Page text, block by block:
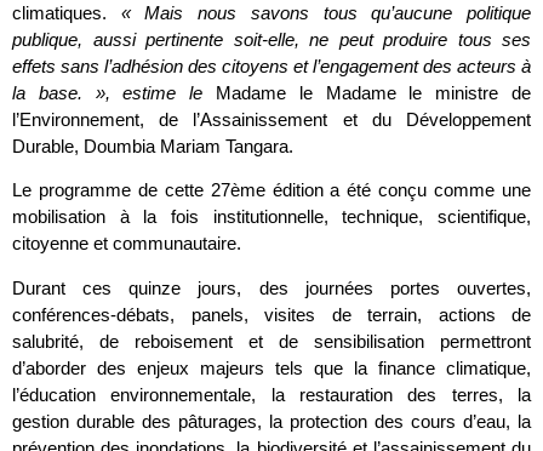
climatiques. « Mais nous savons tous qu’aucune politique
publique, aussi pertinente soit-elle, ne peut produire tous ses
effets sans l’adhésion des citoyens et l’engagement des acteurs à
la base. », estime le Madame le Madame le ministre de
l’Environnement, de l’Assainissement et du Développement
Durable, Doumbia Mariam Tangara.
Le programme de cette 27ème édition a été conçu comme une
mobilisation à la fois institutionnelle, technique, scientifique,
citoyenne et communautaire.
Durant ces quinze jours, des journées portes ouvertes,
conférences-débats, panels, visites de terrain, actions de
salubrité, de reboisement et de sensibilisation permettront
d’aborder des enjeux majeurs tels que la finance climatique,
l’éducation environnementale, la restauration des terres, la
gestion durable des pâturages, la protection des cours d’eau, la